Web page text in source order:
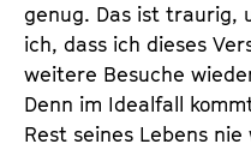
genug. Das ist traurig,
ich, dass ich dieses
weitere Besuche
Denn im Idealfall
Rest seines Lebens